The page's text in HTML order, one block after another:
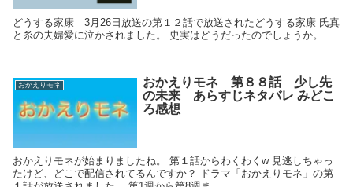
どうする家康 3月26日放送の第１２話で放送されたどうする家康 氏真
と糸の夫婦愛に泣かされました。 史実はどうだったのでしょうか。
おかえりモネ
おかえりモネ 第８８話 少し先
の未来 あらすじネタバレ みどこ
ろ感想
おかえりモネが始まりましたね。 第１話からわくわくw 見逃しちゃっ
たけど、どこで配信されてるんですか？ ドラマ「おかえりモネ」の第